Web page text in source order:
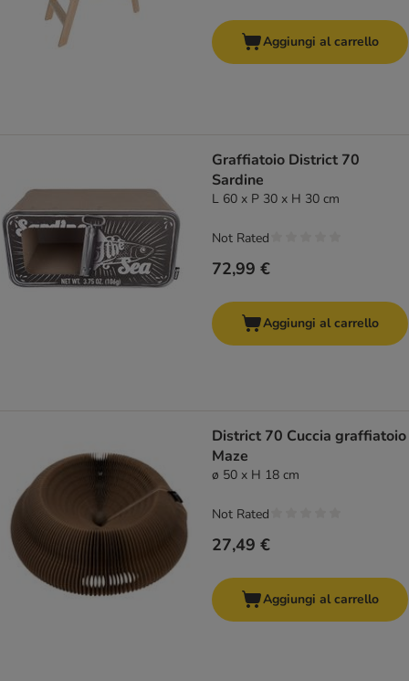
Aggiungi al carrello
Graffiatoio District 70
Sardine
L 60 x P 30 x H 30 cm
72,99 €
Not Rated
Aggiungi al carrello
District 70 Cuccia graffiatoio
Maze
ø 50 x H 18 cm
27,49 €
Not Rated
Aggiungi al carrello